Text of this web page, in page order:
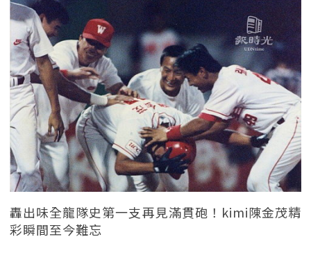
轟出味全龍隊史第一支再見滿貫砲！kimi陳金茂精
彩瞬間至今難忘